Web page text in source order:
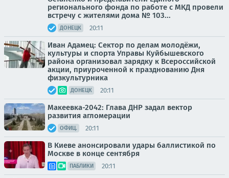
регионального фонда по работе с МКД провели
встречу с жителями дома № 103...
ДОНЕЦК 20:11
Иван Адамец: Сектор по делам молодёжи,
культуры и спорта Управы Куйбышевского
района организовал зарядку к Всероссийской
акции, приуроченной к празднованию Дня
физкультурника
ДОНЕЦК 20:11
Макеевка-2042: Глава ДНР задал вектор
развития агломерации
ОФИЦ. 20:11
В Киеве анонсировали удары баллистикой по
Москве в конце сентября
ПАБЛИКИ 20:11